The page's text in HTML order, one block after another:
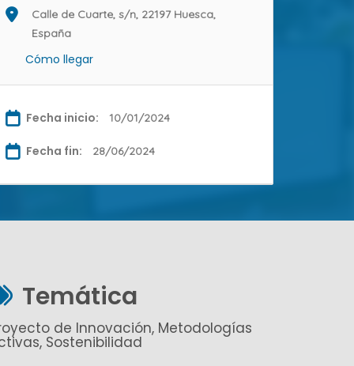
Calle de Cuarte, s/n, 22197 Huesca,
España
Cómo llegar
Fecha inicio: 10/01/2024
Fecha fin: 28/06/2024
Temática
de Innovación, Metodologías
Sostenibilidad